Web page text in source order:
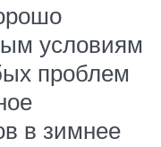
условиям
проблем
в зимнее